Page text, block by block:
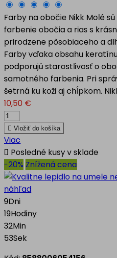
Farby na obočie Nikk Molé
farbenie obočia a rias s
prirodzene pôsobiaceho a
Farby vďaka obsahu
podporujú starostlivosť o
samotného farbenia. Pri
šetrná ku koži aj chĺpkom.
10,50 €
 Vložiť do košíka
Viac
 Posledné kusy v sklade
-20% Znížená cena
náhľad
9Dni
19Hodiny
32Min
52Sek